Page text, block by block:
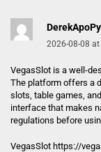
DerekApoPy
2026-08-08
VegasSlot is a well-
The platform offers a
slots, table games,
interface that makes
regulations before
VegasSlot https://